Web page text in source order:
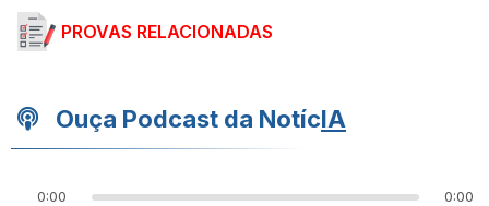
PROVAS RELACIONADAS
Ouça Podcast da NotícIA
0:00 0:00